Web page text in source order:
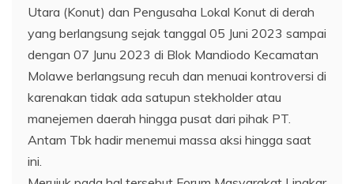
Utara (Konut) dan Pengusaha Lokal Konut di derah
yang berlangsung sejak tanggal 05 Juni 2023 sampai
dengan 07 Junu 2023 di Blok Mandiodo Kecamatan
Molawe berlangsung recuh dan menuai kontroversi di
karenakan tidak ada satupun stekholder atau
manejemen daerah hingga pusat dari pihak PT.
Antam Tbk hadir menemui massa aksi hingga saat
ini.